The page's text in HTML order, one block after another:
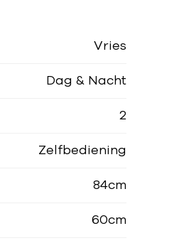
Vries
Dag & Nacht
2
Zelfbediening
84cm
60cm